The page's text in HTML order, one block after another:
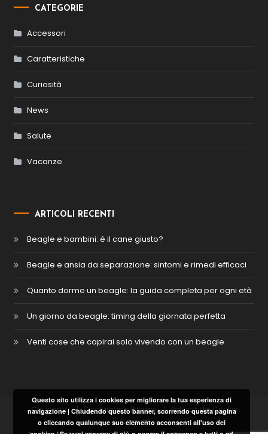
CATEGORIE
Accessori
Caratteristiche
Curiosità
News
Salute
Vacanze
ARTICOLI RECENTI
Beagle e bambini: è il cane giusto?
Beagle e ansia da separazione: sintomi e rimedi efficaci
Quanto dorme un beagle: la guida completa per ogni età
Un giorno da beagle: timing della giornata perfetta
Venti cose che capirai solo vivendo con un beagle
Chi siamo Disclaimer e Privacy
Politica dei Cookie
Contatti
Questo sito utilizza i cookies per migliorare la tua esperienza di
navigazione | Chiudendo questo banner, scorrendo questa pagina
o cliccando qualunque suo elemento acconsenti all'uso dei